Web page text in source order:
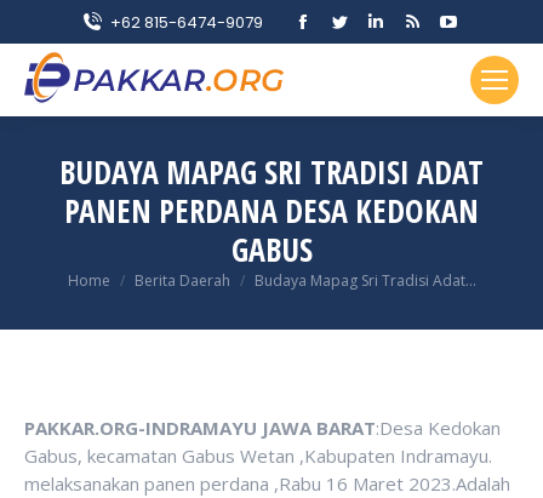
+62 815-6474-9079
Facebook
in
window
Twitter
in
window
Linkedin
in
window
Rss
opens
in
window
YouTube
page
opens
in
window
BUDAYA MAPAG SRI TRADISI ADAT
PANEN PERDANA DESA KEDOKAN
GABUS
You are here:
Home Berita Daerah Budaya Mapag Sri Tradisi Adat…
PAKKAR.ORG-INDRAMAYU JAWA BARAT:Desa Kedokan
Gabus, kecamatan Gabus Wetan ,Kabupaten Indramayu.
melaksanakan panen perdana ,Rabu 16 Maret 2023.Adalah